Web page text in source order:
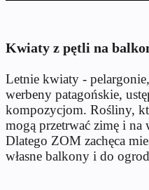
Kwiaty z pętli na
Letnie kwiaty -
werbeny patagońskie,
kompozycjom. Rośliny,
mogą przetrwać zimę i
Dlatego ZOM zachęca
własne balkony i do